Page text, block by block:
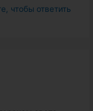
чтобы ответить